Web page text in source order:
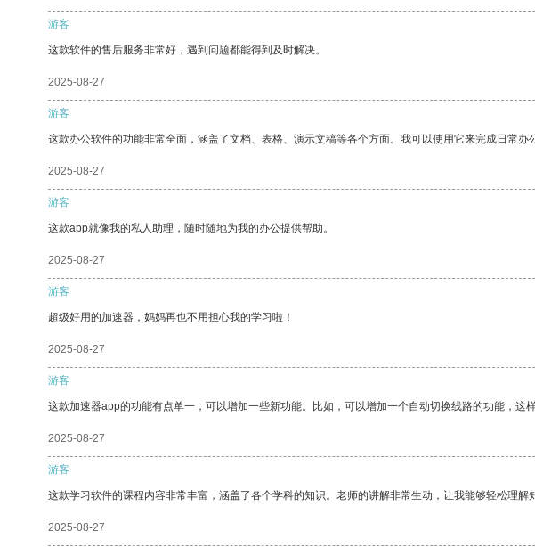
游客
这款软件的售后服务非常好，遇到问题都能得到及时解决。
2025-08-27
游客
这款办公软件的功能非常全面，涵盖了文档、表格、演示文稿等各个方面。我可以使用它来完成日常办
2025-08-27
游客
这款app就像我的私人助理，随时随地为我的办公提供帮助。
2025-08-27
游客
超级好用的加速器，妈妈再也不用担心我的学习啦！
2025-08-27
游客
这款加速器app的功能有点单一，可以增加一些新功能。比如，可以增加一个自动切换线路的功能，这
2025-08-27
游客
这款学习软件的课程内容非常丰富，涵盖了各个学科的知识。老师的讲解非常生动，让我能够轻松理解
2025-08-27